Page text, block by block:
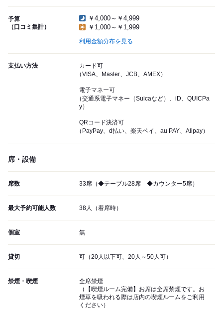
予算
（口コミ集計）
￥4,000～￥4,999
￥1,000～￥1,999
利用金額分布を見る
支払い方法
カード可
（VISA、Master、JCB、AMEX）
電子マネー可
（交通系電子マネー（Suicaなど）、iD、QUICPa
y）
QRコード決済可
（PayPay、d払い、楽天ペイ、au PAY、Alipay）
席・設備
席数 33席（◆テーブル28席 ◆カウンター5席）
最大予約可能人数 38人（着席時）
個室 無
貸切 可（20人以下可、20人～50人可）
禁煙・喫煙
全席禁煙
（【喫煙ルーム完備】お席は全席禁煙です。お
煙草を吸われる際は店内の喫煙ルームをご利用
ください）